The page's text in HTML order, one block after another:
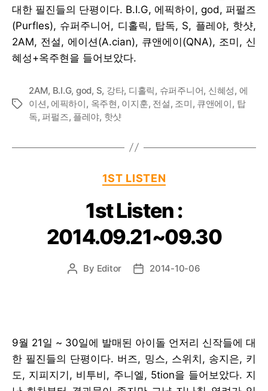
대한 필진들의 단평이다. B.I.G, 에픽하이, god, 퍼펄즈
(Purfles), 슈퍼주니어, 디홀릭, 탑독, S, 플레야, 핫샷,
2AM, 전설, 에이션(A.cian), 큐앤에이(QNA), 조미, 신
혜성+옥주현을 들어보았다.
Tags
2AM, B.I.G, god, S, 강타, 디홀릭, 슈퍼주니어, 신혜성, 에
이션, 에픽하이, 옥주현, 이지훈, 전설, 조미, 큐앤에이, 탑
독, 퍼펄즈, 플레야, 핫샷
Categories
1ST LISTEN
1st Listen :
2014.09.21~09.30
Post
By Editor
Post2014-10-06
9월 21일 ~ 30일에 발매된 아이돌 언저리 신작들에 대
한 필진들의 단평이다. 버즈, 밍스, 스위치, 송지은, 키
도, 지피지기, 비투비, 주니엘, 5tion을 들어보았다. 지